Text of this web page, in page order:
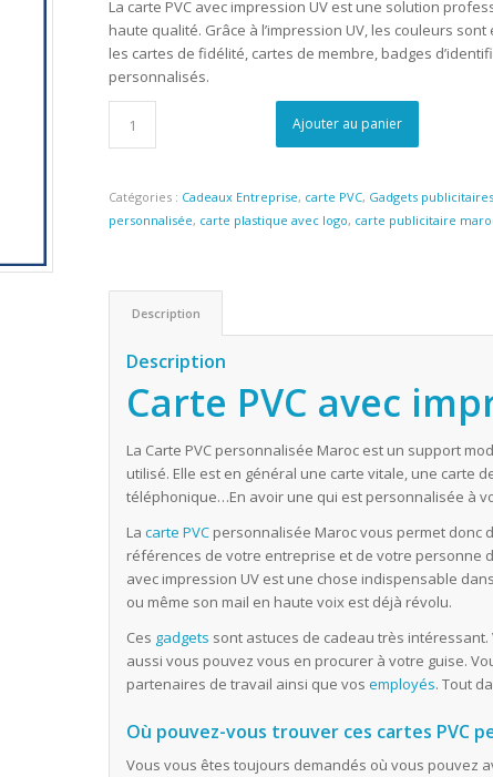
La carte PVC avec impression UV est une solution
haute qualité. Grâce à l’impression UV, les couleurs
les cartes de fidélité, cartes de membre, badges
personnalisés.
Ajouter au panier
Catégories : Cadeaux Entreprise, carte PVC, Gadgets
personnalisée, carte plastique avec logo, carte publicitaire
Description
Description
Carte PVC avec
La Carte PVC personnalisée Maroc est un support
utilisé. Elle est en général une carte vitale, une carte
téléphonique…En avoir une qui est personnalisée à
Lacarte PVC personnalisée Maroc vous permet donc
références de votre entreprise et de votre personne
avec impression UV est une chose indispensable
ou même son mail en haute voix est déjà révolu.
Ces gadgets sont astuces de cadeau très
aussi vous pouvez vous en procurer à votre guise.
partenaires de travail ainsi que vosemployés. Tout
Où pouvez-vous trouver ces cartes PVC
Vous vous êtes toujours demandés où vous pouvez